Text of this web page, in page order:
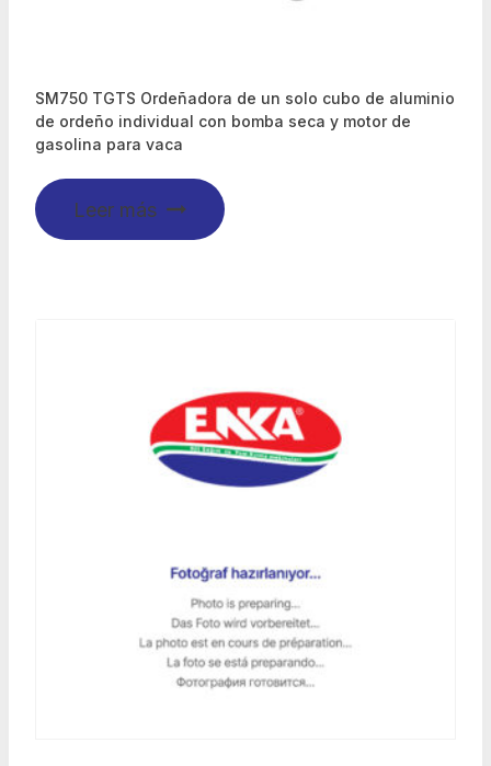
SM750 TGTS Ordeñadora de un solo cubo de aluminio
de ordeño individual con bomba seca y motor de
gasolina para vaca
Leer más